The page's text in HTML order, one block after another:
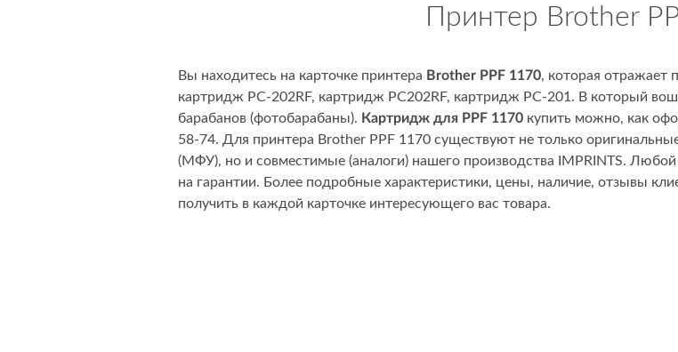
Принтер Brother
Вы находитесь на карточке принтера Brother PPF 1170, которая отражает
картридж PC-202RF, картридж PC202RF, картридж PC-201. В который
барабанов (фотобарабаны). Картридж для PPF 1170купить можно, как
58-74. Для принтера Brother PPF 1170 существуют не только
(МФУ), но и совместимые (аналоги) нашего производства IMPRINTS. Любой
на гарантии. Более подробные характеристики, цены, наличие, отзывы
получить в каждой карточке интересующего вас товара.